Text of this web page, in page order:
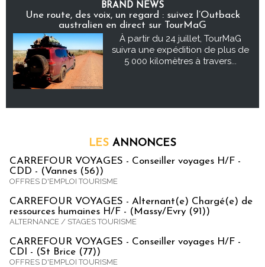
BRAND NEWS
Une route, des voix, un regard : suivez l’Outback
australien en direct sur TourMaG
À partir du 24 juillet, TourMaG
suivra une expédition de plus de
5 000 kilomètres à travers...
LES ANNONCES
CARREFOUR VOYAGES - Conseiller voyages H/F -
CDD - (Vannes (56))
OFFRES D'EMPLOI TOURISME
CARREFOUR VOYAGES - Alternant(e) Chargé(e) de
ressources humaines H/F - (Massy/Evry (91))
ALTERNANCE / STAGES TOURISME
CARREFOUR VOYAGES - Conseiller voyages H/F -
CDI - (St Brice (77))
OFFRES D'EMPLOI TOURISME